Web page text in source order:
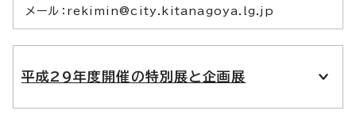
メール：rekimin@city.kitanagoya.lg.jp
平成29年度開催の特別展と企画展